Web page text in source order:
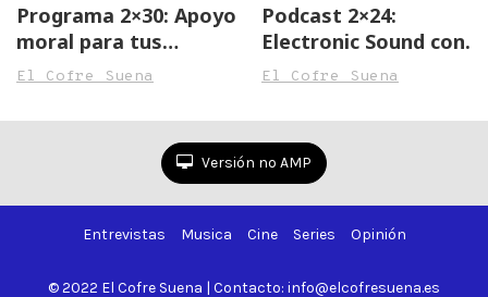
Programa 2×30: Apoyo
moral para tus
exámenes
El Cofre Suena
Podcast 2×24:
Electronic Sound con
Jim Kashel
El Cofre Suena
Versión no AMP
Entrevistas Musica Cine Series Opinión
© 2022 El Cofre Suena | Contacto: info@elcofresuena.es